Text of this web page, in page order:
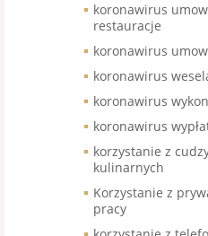
koronawirus
restauracje
koronawirus
koronawirus
koronawirus
koronawirus
korzystanie z
kulinarnych
Korzystanie z
pracy